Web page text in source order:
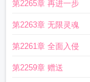
神七界武神全文阅读
版七界武神九霄天尊身份
份七界武神动漫全集免
神男主几个老婆七界武
第2265章 再进一步
第2263章 无限灵魂
第2261章 全面入侵
第2259章 赠送